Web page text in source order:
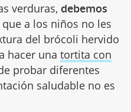
verduras, debemos
a los niños no les
del brócoli hervido
hacer una tortita con
probar diferentes
saludable no es